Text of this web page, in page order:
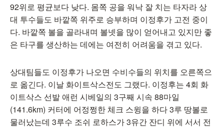
92위로 평균보다 낮다. 몸쪽 공을 워낙 잘 치는 타자라 상
대 투수들도 바깥쪽 위주로 승부하며 이정후가 고전 중이
다. 바깥쪽 볼을 골라내며 볼넷을 많이 얻어내고 있지만 좋
은 타구를 생산하는 데에는 여전히 어려움을 겪고 있다.
상대팀들도 이정후가 나오면 수비수들의 위치를 오른쪽으
로 옮긴다. 이날 화이트삭스전도 그랬다. 이정후는 4회 화
이트삭스 선발 애런 시베일의 3구째 시속 88마일
(141.6km) 커터에 어정쩡한 체크 스윙을 하다 3루 땅볼로
물러났는데 3루수 조쉬 로하스가 3유간 잔디 위에 서서 전